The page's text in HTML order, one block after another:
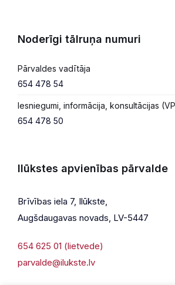
Noderīgi tālruņa numuri
Pārvaldes vadītāja
654 478 54
Iesniegumi, informācija, konsultācijas
654 478 50
Ilūkstes apvienības pārvalde
Brīvības iela 7, Ilūkste,
Augšdaugavas novads, LV-5447
654 625 01 (lietvede)
parvalde@ilukste.lv